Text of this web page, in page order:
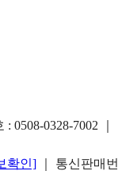
: 0508-0328-7002
확인]
｜ 통신판매번